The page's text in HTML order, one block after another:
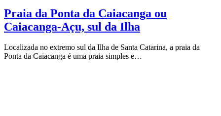
Praia da Ponta da Caiacanga ou
Caiacanga-Açu, sul da Ilha
Localizada no extremo sul da Ilha de Santa Catarina, a praia da
Ponta da Caiacanga é uma praia simples e…